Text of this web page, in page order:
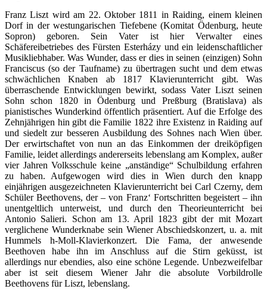
Franz Liszt wird am 22. Oktober 1811 in Raiding, einem kleinen
Dorf in der westungarischen Tiefebene (Komitat Ödenburg, heute
Sopron) geboren. Sein Vater ist hier Verwalter eines
Schäfereibetriebes des Fürsten Esterházy und ein leidenschaftlicher
Musikliebhaber. Was Wunder, dass er dies in seinen (einzigen) Sohn
Franciscus (so der Taufname) zu übertragen sucht und dem etwas
schwächlichen Knaben ab 1817 Klavierunterricht gibt. Was
überraschende Entwicklungen bewirkt, sodass Vater Liszt seinen
Sohn schon 1820 in Ödenburg und Preßburg (Bratislava) als
pianistisches Wunderkind öffentlich präsentiert. Auf die Erfolge des
Zehnjährigen hin gibt die Familie 1822 ihre Existenz in Raiding auf
und siedelt zur besseren Ausbildung des Sohnes nach Wien über.
Der erwirtschaftet von nun an das Einkommen der dreiköpfigen
Familie, leidet allerdings andererseits lebenslang am Komplex, außer
vier Jahren Volksschule keine „anständige“ Schulbildung erfahren
zu haben. Aufgewogen wird dies in Wien durch den knapp
einjährigen ausgezeichneten Klavierunterricht bei Carl Czerny, dem
Schüler Beethovens, der – von Franz‘ Fortschritten begeistert – ihn
unentgeltlich unterweist, und durch den Theorieunterricht bei
Antonio Salieri. Schon am 13. April 1823 gibt der mit Mozart
verglichene Wunderknabe sein Wiener Abschiedskonzert, u. a. mit
Hummels h-Moll-Klavierkonzert. Die Fama, der anwesende
Beethoven habe ihn im Anschluss auf die Stirn geküsst, ist
allerdings nur ebendies, also eine schöne Legende. Unbezweifelbar
aber ist seit diesem Wiener Jahr die absolute Vorbildrolle
Beethovens für Liszt, lebenslang.